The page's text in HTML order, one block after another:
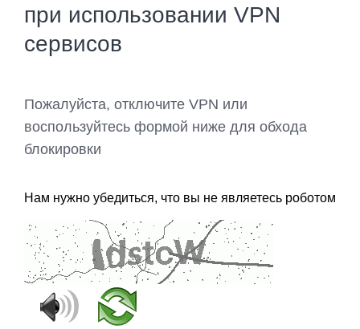
при использовании VPN
сервисов
Пожалуйста, отключите VPN или
воспользуйтесь формой ниже для обхода
блокировки
Нам нужно убедиться, что вы не являетесь роботом